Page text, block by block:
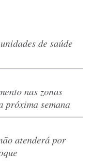
de saúde
nas zonas
próxima semana
atenderá por